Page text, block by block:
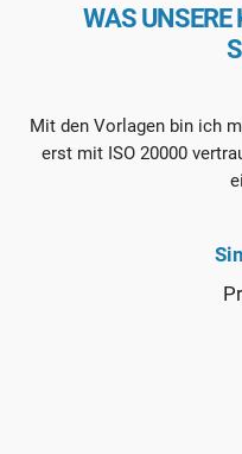
WAS UNSERE
Mit den Vorlagen bin ich
erst mit ISO 20000